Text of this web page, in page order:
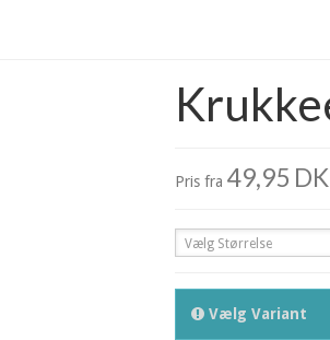
Pris fra 49,95
Vælg Størrelse
Vælg Variant